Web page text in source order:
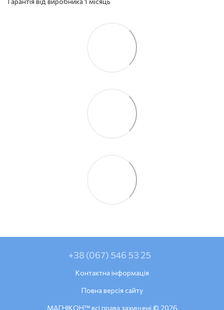
+38 (067) 546 53 25
Контактна інформація
Повна версія сайту
МАГНІКОН™ всі права захищені © 2026